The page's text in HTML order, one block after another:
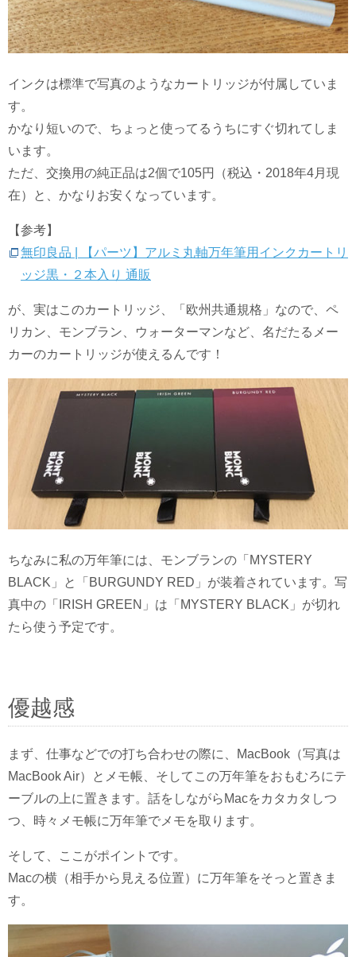
インクは標準で写真のようなカートリッジが付属していま
す。
かなり短いので、ちょっと使ってるうちにすぐ切れてしま
います。
ただ、交換用の純正品は2個で105円（税込・2018年4月現
在）と、かなりお安くなっています。
【参考】
無印良品 | 【パーツ】アルミ丸軸万年筆用インクカートリ
ッジ黒・２本入り 通販
が、実はこのカートリッジ、「欧州共通規格」なので、ペ
リカン、モンブラン、ウォーターマンなど、名だたるメー
カーのカートリッジが使えるんです！
ちなみに私の万年筆には、モンブランの「MYSTERY
BLACK」と「BURGUNDY RED」が装着されています。写
真中の「IRISH GREEN」は「MYSTERY BLACK」が切れ
たら使う予定です。
優越感
まず、仕事などでの打ち合わせの際に、MacBook（写真は
MacBook Air）とメモ帳、そしてこの万年筆をおもむろにテ
ーブルの上に置きます。話をしながらMacをカタカタしつ
つ、時々メモ帳に万年筆でメモを取ります。
そして、ここがポイントです。
Macの横（相手から見える位置）に万年筆をそっと置きま
す。